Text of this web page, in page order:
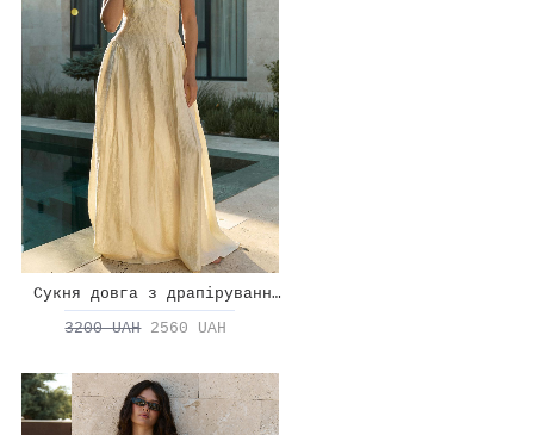
Сукня довга з драпіруванням на талії
3200 UAH 2560 UAH